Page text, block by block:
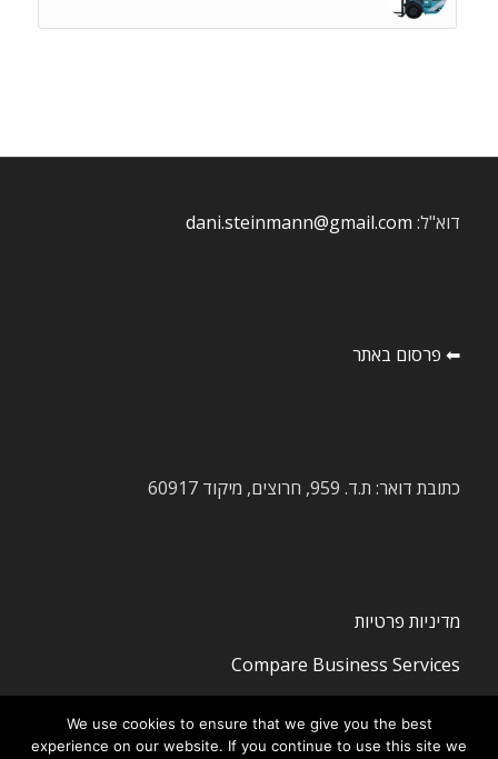
דוא"ל: dani.steinmann@gmail.com
⬅ פרסום באתר
כתובת דואר: ת.ד. 959, חרוצים, מיקוד 60917
מדיניות פרטיות
Compare Business Services
We use cookies to ensure that we give you the best
experience on our website. If you continue to use this site we